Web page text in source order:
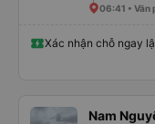
06:41 • Văn
Xác nhận chỗ ngay
Nam